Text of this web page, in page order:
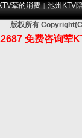
荤的消费 |池州KTV
版权所有
免费咨询荤